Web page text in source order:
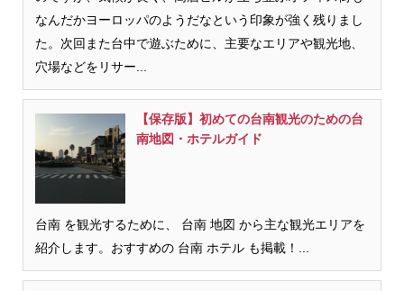
なんだかヨーロッパのようだなという印象が強く残りまし
た。次回また台中で遊ぶために、主要なエリアや観光地、
穴場などをリサー...
【保存版】初めての台南観光のための台
南地図・ホテルガイド
台南 を観光するために、 台南 地図 から主な観光エリアを
紹介します。おすすめの 台南 ホテル も掲載！...